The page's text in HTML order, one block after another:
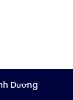
Dương